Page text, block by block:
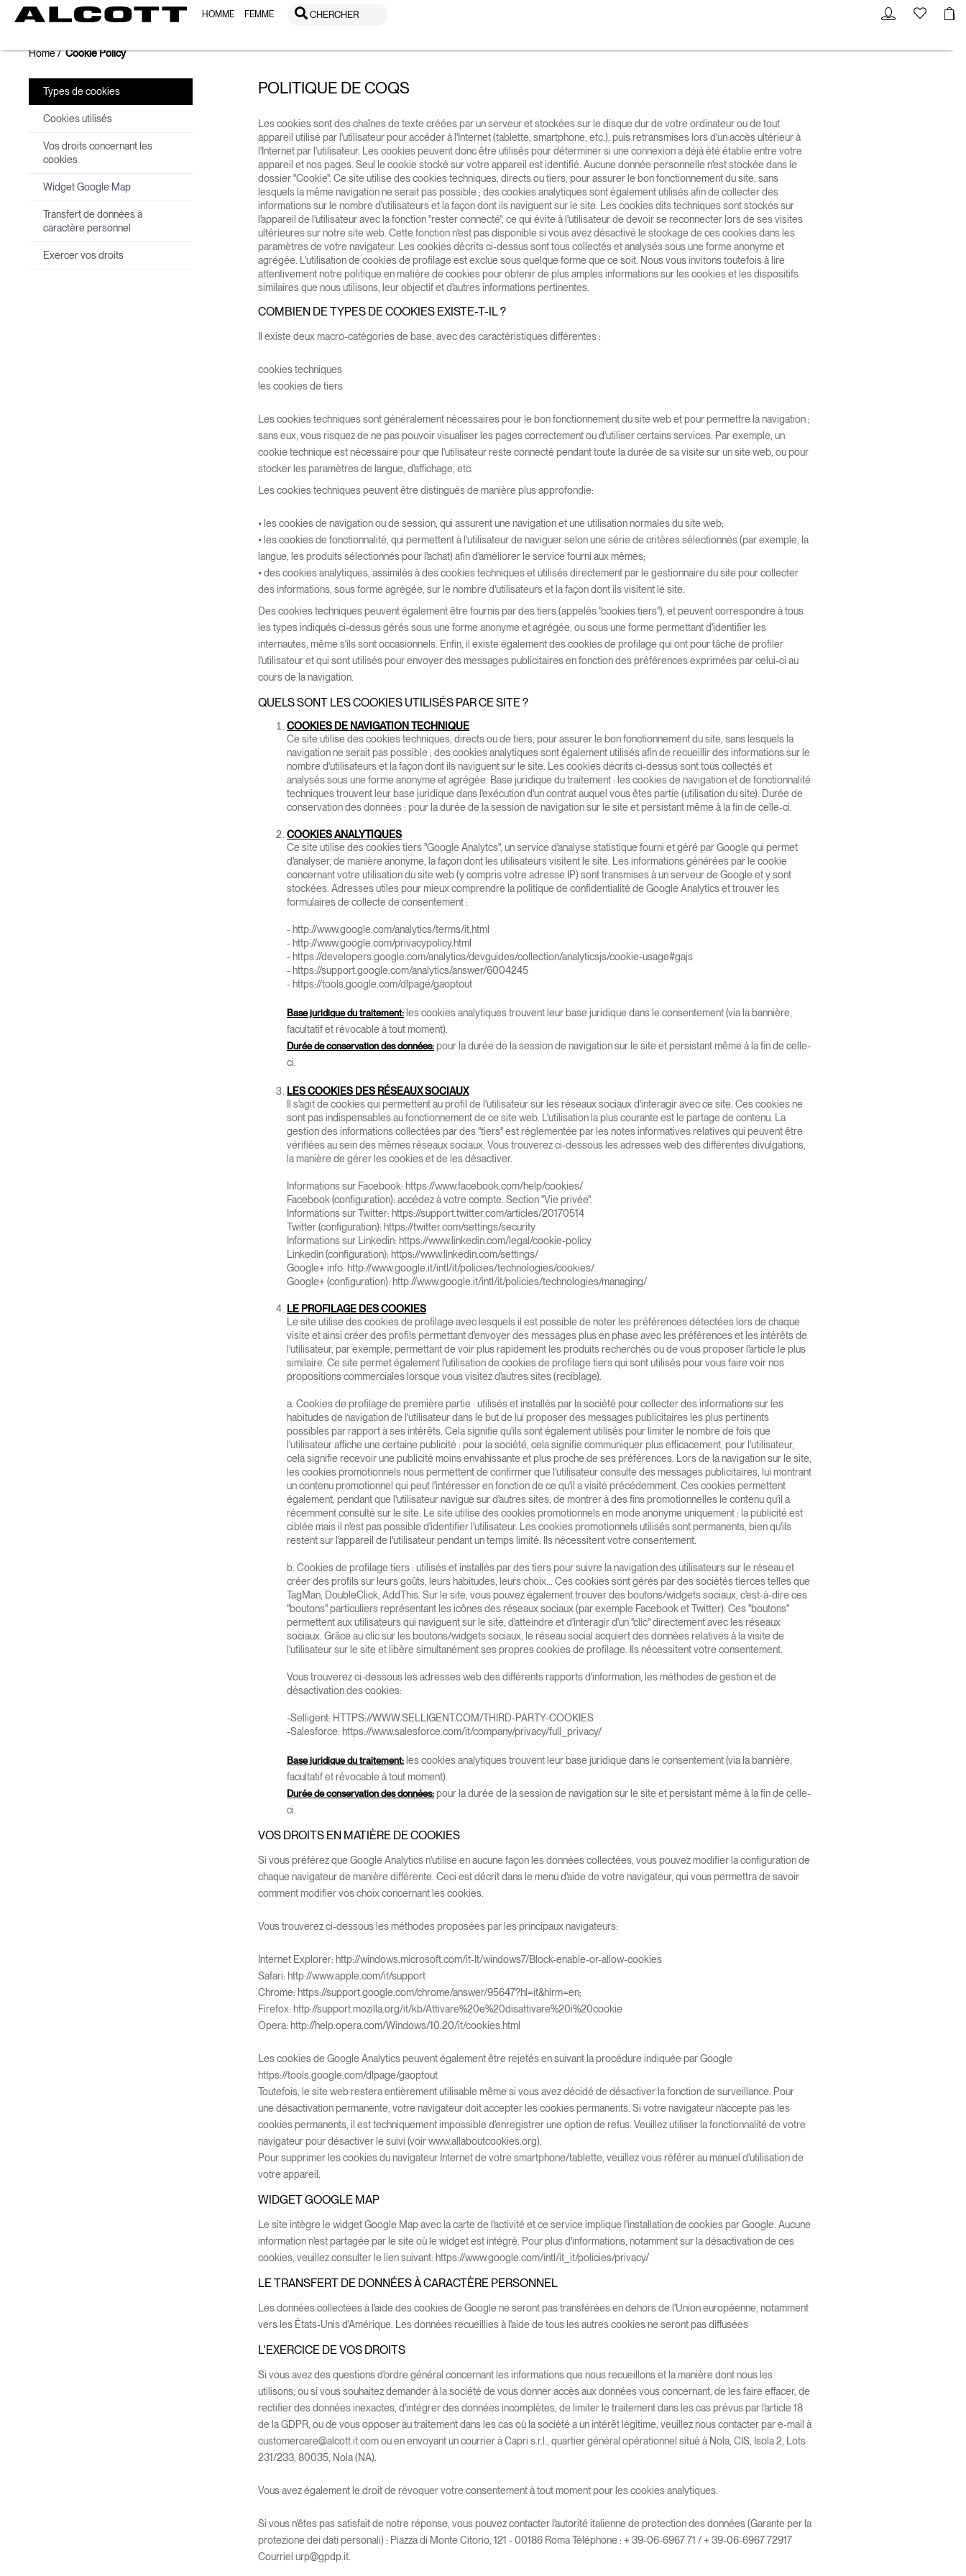
HOMME FEMME CHERCHER
Home Cookie Policy
Types de cookies
Cookies utilisés
Vos droits concernant les
cookies
Widget Google Map
Transfert de données à
caractère personnel
Exercer vos droits
POLITIQUE DE COQS
Les cookies sont des chaînes de texte créées par un serveur et stockées sur le disque dur de votre ordinateur ou de tout
appareil utilisé par l'utilisateur pour accéder à l'Internet (tablette, smartphone, etc.), puis retransmises lors d'un accès ultérieur à
l'Internet par l'utilisateur. Les cookies peuvent donc être utilisés pour déterminer si une connexion a déjà été établie entre votre
appareil et nos pages. Seul le cookie stocké sur votre appareil est identifié. Aucune donnée personnelle n'est stockée dans le
dossier "Cookie". Ce site utilise des cookies techniques, directs ou tiers, pour assurer le bon fonctionnement du site, sans
lesquels la même navigation ne serait pas possible ; des cookies analytiques sont également utilisés afin de collecter des
informations sur le nombre d'utilisateurs et la façon dont ils naviguent sur le site. Les cookies dits techniques sont stockés sur
l'appareil de l'utilisateur avec la fonction "rester connecté", ce qui évite à l'utilisateur de devoir se reconnecter lors de ses visites
ultérieures sur notre site web. Cette fonction n'est pas disponible si vous avez désactivé le stockage de ces cookies dans les
paramètres de votre navigateur. Les cookies décrits ci-dessus sont tous collectés et analysés sous une forme anonyme et
agrégée. L'utilisation de cookies de profilage est exclue sous quelque forme que ce soit. Nous vous invitons toutefois à lire
attentivement notre politique en matière de cookies pour obtenir de plus amples informations sur les cookies et les dispositifs
similaires que nous utilisons, leur objectif et d'autres informations pertinentes.
COMBIEN DE TYPES DE COOKIES EXISTE-T-IL ?
Il existe deux macro-catégories de base, avec des caractéristiques différentes :
cookies techniques
les cookies de tiers
Les cookies techniques sont généralement nécessaires pour le bon fonctionnement du site web et pour permettre la navigation ;
sans eux, vous risquez de ne pas pouvoir visualiser les pages correctement ou d'utiliser certains services. Par exemple, un
cookie technique est nécessaire pour que l'utilisateur reste connecté pendant toute la durée de sa visite sur un site web, ou pour
stocker les paramètres de langue, d'affichage, etc.
Les cookies techniques peuvent être distingués de manière plus approfondie:
• les cookies de navigation ou de session, qui assurent une navigation et une utilisation normales du site web;
• les cookies de fonctionnalité, qui permettent à l'utilisateur de naviguer selon une série de critères sélectionnés (par exemple, la
langue, les produits sélectionnés pour l'achat) afin d'améliorer le service fourni aux mêmes;
• des cookies analytiques, assimilés à des cookies techniques et utilisés directement par le gestionnaire du site pour collecter
des informations, sous forme agrégée, sur le nombre d'utilisateurs et la façon dont ils visitent le site.
Des cookies techniques peuvent également être fournis par des tiers (appelés "cookies tiers"), et peuvent correspondre à tous
les types indiqués ci-dessus gérés sous une forme anonyme et agrégée, ou sous une forme permettant d'identifier les
internautes, même s'ils sont occasionnels. Enfin, il existe également des cookies de profilage qui ont pour tâche de profiler
l'utilisateur et qui sont utilisés pour envoyer des messages publicitaires en fonction des préférences exprimées par celui-ci au
cours de la navigation.
QUELS SONT LES COOKIES UTILISÉS PAR CE SITE ?
COOKIES DE NAVIGATION TECHNIQUE
Ce site utilise des cookies techniques, directs ou de tiers, pour assurer le bon fonctionnement du site, sans lesquels la
navigation ne serait pas possible ; des cookies analytiques sont également utilisés afin de recueillir des informations sur le
nombre d'utilisateurs et la façon dont ils naviguent sur le site. Les cookies décrits ci-dessus sont tous collectés et
analysés sous une forme anonyme et agrégée. Base juridique du traitement : les cookies de navigation et de fonctionnalité
techniques trouvent leur base juridique dans l'exécution d'un contrat auquel vous êtes partie (utilisation du site). Durée de
conservation des données : pour la durée de la session de navigation sur le site et persistant même à la fin de celle-ci.
COOKIES ANALYTIQUES
Ce site utilise des cookies tiers "Google Analytcs", un service d'analyse statistique fourni et géré par Google qui permet
d'analyser, de manière anonyme, la façon dont les utilisateurs visitent le site. Les informations générées par le cookie
concernant votre utilisation du site web (y compris votre adresse IP) sont transmises à un serveur de Google et y sont
stockées. Adresses utiles pour mieux comprendre la politique de confidentialité de Google Analytics et trouver les
formulaires de collecte de consentement :
- http://www.google.com/analytics/terms/it.html
- http://www.google.com/privacypolicy.html
- https://developers.google.com/analytics/devguides/collection/analyticsjs/cookie-usage#gajs
- https://support.google.com/analytics/answer/6004245
- https://tools.google.com/dlpage/gaoptout
Base juridique du traitement: les cookies analytiques trouvent leur base juridique dans le consentement (via la bannière,
facultatif et révocable à tout moment).
Durée de conservation des données: pour la durée de la session de navigation sur le site et persistant même à la fin de celle-
ci.
LES COOKIES DES RÉSEAUX SOCIAUX
Il s'agit de cookies qui permettent au profil de l'utilisateur sur les réseaux sociaux d'interagir avec ce site. Ces cookies ne
sont pas indispensables au fonctionnement de ce site web. L'utilisation la plus courante est le partage de contenu. La
gestion des informations collectées par des "tiers" est réglementée par les notes informatives relatives qui peuvent être
vérifiées au sein des mêmes réseaux sociaux. Vous trouverez ci-dessous les adresses web des différentes divulgations,
la manière de gérer les cookies et de les désactiver.
Informations sur Facebook: https://www.facebook.com/help/cookies/
Facebook (configuration): accédez à votre compte. Section "Vie privée".
Informations sur Twitter: https://support.twitter.com/articles/20170514
Twitter (configuration): https://twitter.com/settings/security
Informations sur Linkedin: https://www.linkedin.com/legal/cookie-policy
Linkedin (configuration): https://www.linkedin.com/settings/
Google+ info: http://www.google.it/intl/it/policies/technologies/cookies/
Google+ (configuration): http://www.google.it/intl/it/policies/technologies/managing/
LE PROFILAGE DES COOKIES
Le site utilise des cookies de profilage avec lesquels il est possible de noter les préférences détectées lors de chaque
visite et ainsi créer des profils permettant d'envoyer des messages plus en phase avec les préférences et les intérêts de
l'utilisateur, par exemple, permettant de voir plus rapidement les produits recherchés ou de vous proposer l'article le plus
similaire. Ce site permet également l'utilisation de cookies de profilage tiers qui sont utilisés pour vous faire voir nos
propositions commerciales lorsque vous visitez d'autres sites (reciblage).
a. Cookies de profilage de première partie : utilisés et installés par la société pour collecter des informations sur les
habitudes de navigation de l'utilisateur dans le but de lui proposer des messages publicitaires les plus pertinents
possibles par rapport à ses intérêts. Cela signifie qu'ils sont également utilisés pour limiter le nombre de fois que
l'utilisateur affiche une certaine publicité : pour la société, cela signifie communiquer plus efficacement, pour l'utilisateur,
cela signifie recevoir une publicité moins envahissante et plus proche de ses préférences. Lors de la navigation sur le site,
les cookies promotionnels nous permettent de confirmer que l'utilisateur consulte des messages publicitaires, lui montrant
un contenu promotionnel qui peut l'intéresser en fonction de ce qu'il a visité précédemment. Ces cookies permettent
également, pendant que l'utilisateur navigue sur d'autres sites, de montrer à des fins promotionnelles le contenu qu'il a
récemment consulté sur le site. Le site utilise des cookies promotionnels en mode anonyme uniquement : la publicité est
ciblée mais il n'est pas possible d'identifier l'utilisateur. Les cookies promotionnels utilisés sont permanents, bien qu'ils
restent sur l'appareil de l'utilisateur pendant un temps limité. Ils nécessitent votre consentement.
b. Cookies de profilage tiers : utilisés et installés par des tiers pour suivre la navigation des utilisateurs sur le réseau et
créer des profils sur leurs goûts, leurs habitudes, leurs choix... Ces cookies sont gérés par des sociétés tierces telles que
TagMan, DoubleClick, AddThis. Sur le site, vous pouvez également trouver des boutons/widgets sociaux, c'est-à-dire ces
"boutons" particuliers représentant les icônes des réseaux sociaux (par exemple Facebook et Twitter). Ces "boutons"
permettent aux utilisateurs qui naviguent sur le site, d'atteindre et d'interagir d'un "clic" directement avec les réseaux
sociaux. Grâce au clic sur les boutons/widgets sociaux, le réseau social acquiert des données relatives à la visite de
l'utilisateur sur le site et libère simultanément ses propres cookies de profilage. Ils nécessitent votre consentement.
Vous trouverez ci-dessous les adresses web des différents rapports d'information, les méthodes de gestion et de
désactivation des cookies:
-Selligent: HTTPS://WWW.SELLIGENT.COM/THIRD-PARTY-COOKIES
-Salesforce: https://www.salesforce.com/it/company/privacy/full_privacy/
Base juridique du traitement: les cookies analytiques trouvent leur base juridique dans le consentement (via la bannière,
facultatif et révocable à tout moment).
Durée de conservation des données: pour la durée de la session de navigation sur le site et persistant même à la fin de celle-
ci.
VOS DROITS EN MATIÈRE DE COOKIES
Si vous préférez que Google Analytics n'utilise en aucune façon les données collectées, vous pouvez modifier la configuration de
chaque navigateur de manière différente. Ceci est décrit dans le menu d'aide de votre navigateur, qui vous permettra de savoir
comment modifier vos choix concernant les cookies.
Vous trouverez ci-dessous les méthodes proposées par les principaux navigateurs:
Internet Explorer: http://windows.microsoft.com/it-It/windows7/Block-enable-or-allow-cookies
Safari: http://www.apple.com/it/support
Chrome: https://support.google.com/chrome/answer/95647?hl=it&hlrm=en;
Firefox: http://support.mozilla.org/it/kb/Attivare%20e%20disattivare%20i%20cookie
Opera: http://help.opera.com/Windows/10.20/it/cookies.html
Les cookies de Google Analytics peuvent également être rejetés en suivant la procédure indiquée par Google
https://tools.google.com/dlpage/gaoptout
Toutefois, le site web restera entièrement utilisable même si vous avez décidé de désactiver la fonction de surveillance. Pour
une désactivation permanente, votre navigateur doit accepter les cookies permanents. Si votre navigateur n'accepte pas les
cookies permanents, il est techniquement impossible d'enregistrer une option de refus. Veuillez utiliser la fonctionnalité de votre
navigateur pour désactiver le suivi (voir www.allaboutcookies.org).
Pour supprimer les cookies du navigateur Internet de votre smartphone/tablette, veuillez vous référer au manuel d'utilisation de
votre appareil.
WIDGET GOOGLE MAP
Le site intègre le widget Google Map avec la carte de l'activité et ce service implique l'installation de cookies par Google. Aucune
information n'est partagée par le site où le widget est intégré. Pour plus d'informations, notamment sur la désactivation de ces
cookies, veuillez consulter le lien suivant: https://www.google.com/intl/it_it/policies/privacy/
LE TRANSFERT DE DONNÉES À CARACTÈRE PERSONNEL
Les données collectées à l'aide des cookies de Google ne seront pas transférées en dehors de l'Union européenne, notamment
vers les États-Unis d'Amérique. Les données recueillies à l'aide de tous les autres cookies ne seront pas diffusées
L'EXERCICE DE VOS DROITS
Si vous avez des questions d'ordre général concernant les informations que nous recueillons et la manière dont nous les
utilisons, ou si vous souhaitez demander à la société de vous donner accès aux données vous concernant, de les faire effacer, de
rectifier des données inexactes, d'intégrer des données incomplètes, de limiter le traitement dans les cas prévus par l'article 18
de la GDPR, ou de vous opposer au traitement dans les cas où la société a un intérêt légitime, veuillez nous contacter par e-mail à
customercare@alcott.it.comou en envoyant un courrier à Capri s.r.l., quartier général opérationnel situé à Nola, CIS, Isola 2, Lots
231/233, 80035, Nola (NA).
Vous avez également le droit de révoquer votre consentement à tout moment pour les cookies analytiques.
Si vous n'êtes pas satisfait de notre réponse, vous pouvez contacter l'autorité italienne de protection des données (Garante per la
protezione dei dati personali) : Piazza di Monte Citorio, 121 - 00186 Roma Téléphone : + 39-06-6967 71 / + 39-06-6967 72917
Courrielurp@gpdp.it